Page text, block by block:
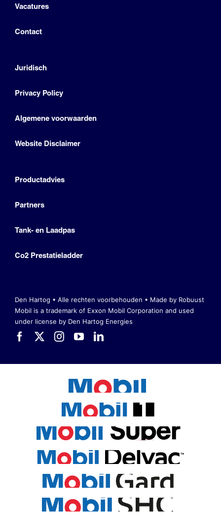
Vacatures
Contact
Juridisch
Privacy Policy
Algemene voorwaarden
Website Disclaimer
Productadvies
Partners
Tank- en Laadpas
Co2 Prestatieladder
Den Hartog • Alle rechten voorbehouden • Made by Robuust
Mobil is a trademark of Exxon Mobil Corporation and used
under license by Den Hartog Energies